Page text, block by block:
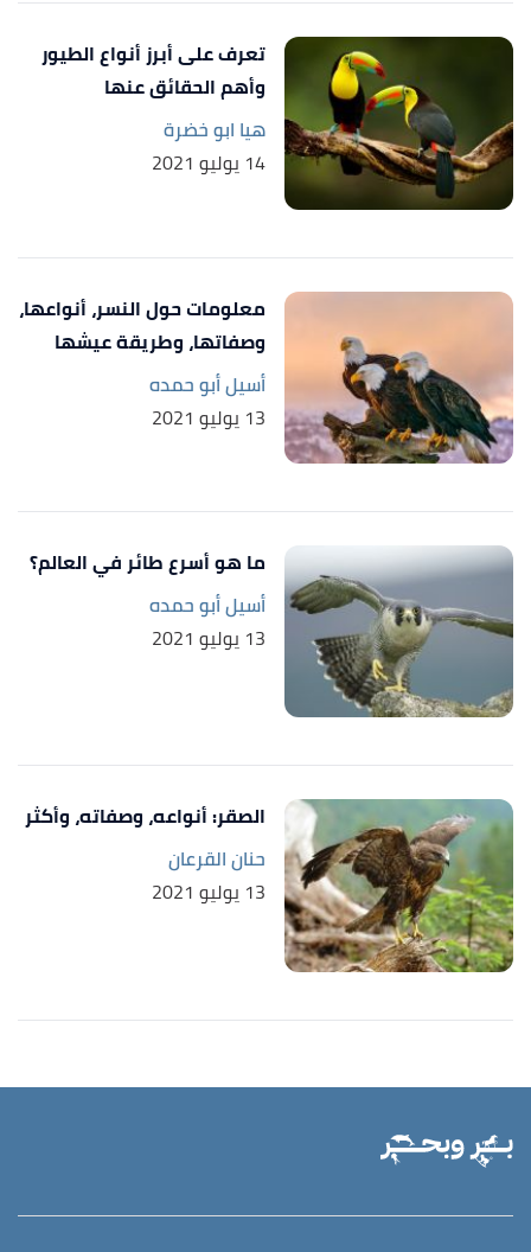
^
"African Darter"
,oiseaux-birds, Retrieved
27/7/2021. Edited.
"Occurrence of blood parasites in seabirds admitted
for rehabilitation in the Western Cape, South Africa,
2001–2013",sciencedirect, Retrieved 13/8/2021.
Edited.
researchgate, Retrieved 13/8/2021. Edited.
↑
keyserver.lucidcentral
Retrieved 27/7/2021. Edited.
↑
"ORIENTAL DARTER SLEEPING"
,gettyimages,
27/7/2021. Edited.
تعرف على أبرز أنواع الطيور
وأهم الحقائق عنها
هيا ابو خضرة
14 يوليو 2021
معلومات حول النسر، أنواعها،
وصفاتها، وطريقة عيشها
أسيل أبو حمده
13 يوليو 2021
ما هو أسرع طائر في العالم؟
أسيل أبو حمده
13 يوليو 2021
الصقر: أنواعه، وصفاته، وأكثر
حنان القرعان
13 يوليو 2021